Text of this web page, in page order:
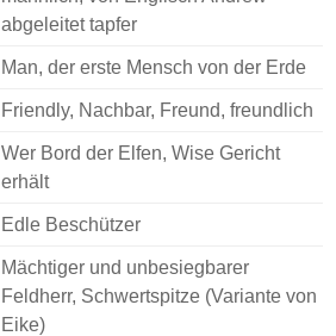
abgeleitet tapfer
Man, der erste Mensch von der Erde
Friendly, Nachbar, Freund, freundlich
Wer Bord der Elfen, Wise Gericht
erhält
Edle Beschützer
Mächtiger und unbesiegbarer
Feldherr, Schwertspitze (Variante von
Eike)